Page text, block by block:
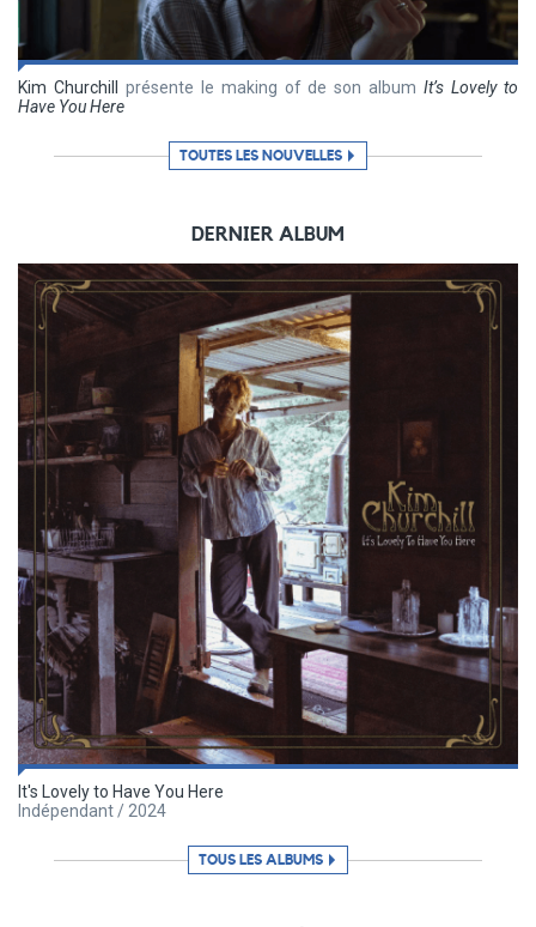
Kim Churchill présente le making of de son albumIt’s Lovely to
Have You Here
TOUTES LES NOUVELLES
DERNIER ALBUM
It's Lovely to Have You Here
Indépendant / 2024
TOUS LES ALBUMS